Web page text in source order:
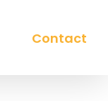
Contact